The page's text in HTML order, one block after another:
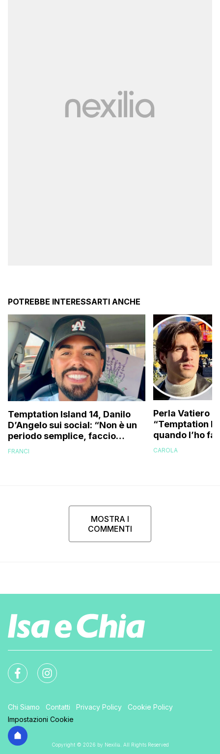
POTREBBE INTERESSARTI ANCHE
Temptation Island 14, Danilo
D’Angelo sui social: “Non è un
periodo semplice, faccio
fatica…”
FRANCI
Perla Vatiero
“Temptation
quando l’ho
a guardarlo
CAROLA
MOSTRA I
COMMENTI
Chi Siamo Contatti Privacy Policy
Cookie Policy
Impostazioni Cookie
Copyright © 2026 by Nexilia. All Rights Reserved